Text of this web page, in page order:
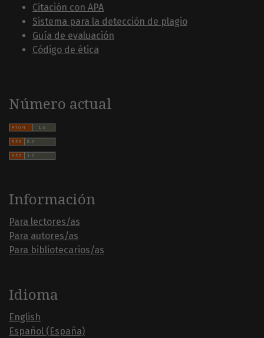
Citación con APA
Sistema para la detección de plagio
Guía de evaluación
Código de ética
Número actual
Información
Para lectores/as
Para autores/as
Para bibliotecarios/as
Idioma
English
Español (España)